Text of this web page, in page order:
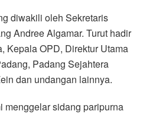
diwakili oleh Sekretaris
Andree Algamar. Turut hadir
Kepala OPD, Direktur Utama
Padang Sejahtera
dan undangan lainnya.
menggelar sidang paripurna